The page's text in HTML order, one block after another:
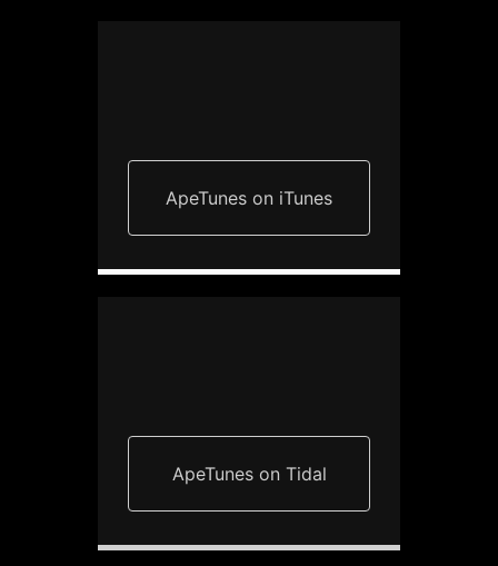
ApeTunes on iTunes
ApeTunes on Tidal